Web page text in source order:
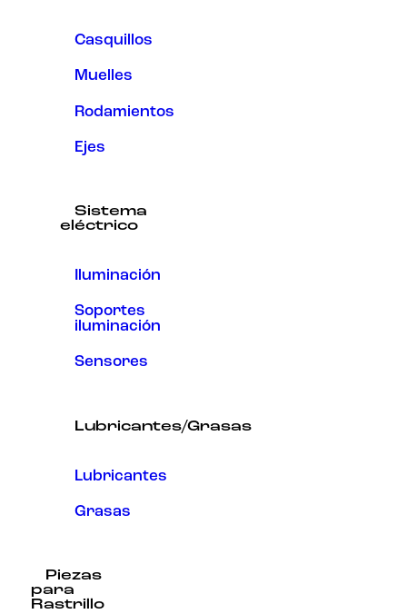
Casquillos
Muelles
Rodamientos
Ejes
Sistema
eléctrico
Iluminación
Soportes
iluminación
Sensores
Lubricantes/Grasas
Lubricantes
Grasas
Piezas
para
Rastrillo